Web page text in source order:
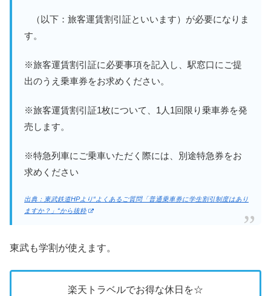
（以下：旅客運賃割引証といいます）が必要になりま
す。
※旅客運賃割引証に必要事項を記入し、駅窓口にご提
出のうえ乗車券をお求めください。
※旅客運賃割引証1枚について、1人1回限り乗車券を発
売します。
※特急列車にご乗車いただく際には、別途特急券をお
求めください
出典：東武鉄道HPより“よくあるご質問「普通乗車券に学生割引制度はあり
ますか？」“から抜粋
東武も学割が使えます。
楽天トラベルでお得な休日を☆